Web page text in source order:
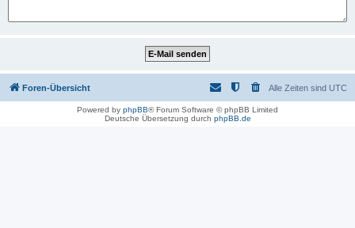
Foren-Übersicht Alle Zeiten sind UTC
Powered by phpBB® Forum Software © phpBB Limited
Deutsche Übersetzung durch phpBB.de